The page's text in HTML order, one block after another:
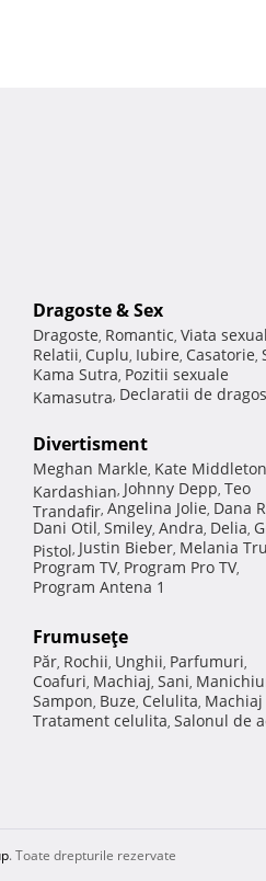
Dragoste & Sex
Dragoste, Romantic, Viata
Relatii, Cuplu, Iubire, Casatorie,
Kama Sutra, Pozitii sexuale
Kamasutra, Declaratii de
Divertisment
Meghan Markle, Kate Middleton
Kardashian, Johnny Depp, Teo
Trandafir, Angelina Jolie, Dana
Dani Otil, Smiley, Andra, Delia,
Pistol, Justin Bieber, Melania
Program TV, Program Pro TV,
Program Antena 1
Frumuseţe
Păr, Rochii, Unghii, Parfumuri,
Coafuri, Machiaj, Sani,
Sampon, Buze, Celulita,
Tratament celulita, Salonul de
. Toate drepturile rezervate